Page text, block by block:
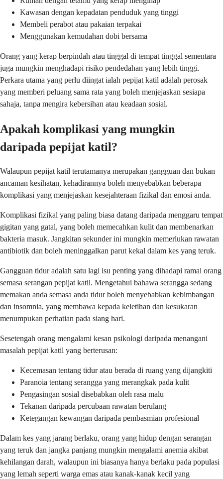
Kawasan dengan kepadatan penduduk yang tinggi
Membeli perabot atau pakaian terpakai
Menggunakan kemudahan dobi bersama
Orang yang kerap berpindah atau tinggal di tempat tinggal sementara
juga mungkin menghadapi risiko pendedahan yang lebih tinggi.
Perkara utama yang perlu diingat ialah pepijat katil adalah perosak
yang memberi peluang sama rata yang boleh menjejaskan sesiapa
sahaja, tanpa mengira kebersihan atau keadaan sosial.
Apakah komplikasi yang mungkin
daripada pepijat katil?
Walaupun pepijat katil terutamanya merupakan gangguan dan bukan
ancaman kesihatan, kehadirannya boleh menyebabkan beberapa
komplikasi yang menjejaskan kesejahteraan fizikal dan emosi anda.
Komplikasi fizikal yang paling biasa datang daripada menggaru tempat
gigitan yang gatal, yang boleh memecahkan kulit dan membenarkan
bakteria masuk. Jangkitan sekunder ini mungkin memerlukan rawatan
antibiotik dan boleh meninggalkan parut kekal dalam kes yang teruk.
Gangguan tidur adalah satu lagi isu penting yang dihadapi ramai orang
semasa serangan pepijat katil. Mengetahui bahawa serangga sedang
memakan anda semasa anda tidur boleh menyebabkan kebimbangan
dan insomnia, yang membawa kepada keletihan dan kesukaran
menumpukan perhatian pada siang hari.
Sesetengah orang mengalami kesan psikologi daripada menangani
masalah pepijat katil yang berterusan:
Kecemasan tentang tidur atau berada di ruang yang dijangkiti
Paranoia tentang serangga yang merangkak pada kulit
Pengasingan sosial disebabkan oleh rasa malu
Tekanan daripada percubaan rawatan berulang
Ketegangan kewangan daripada pembasmian profesional
Dalam kes yang jarang berlaku, orang yang hidup dengan serangan
yang teruk dan jangka panjang mungkin mengalami anemia akibat
kehilangan darah, walaupun ini biasanya hanya berlaku pada populasi
yang lemah seperti warga emas atau kanak-kanak kecil yang